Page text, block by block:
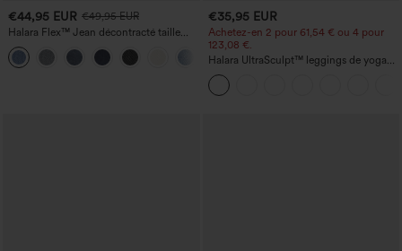
€44,95 EUR €49,95 EUR
Halara Flex™ Jean décontracté taille
haute, jambe droite, délavé, avec poches
+3
€35,95 EUR
Achetez-en 2 pour 61,54 € ou 4 pour
123,08 €.
Halara UltraSculpt™ leggings de yoga
taille haute, gainants avec contrôle du
ventre, coupe bootcut, à poches